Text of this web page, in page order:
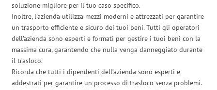
soluzione migliore per il tuo caso specifico.
Inoltre, l’azienda utilizza mezzi moderni e attrezzati per garantire
un trasporto efficiente e sicuro dei tuoi beni. Tutti gli operatori
dell’azienda sono esperti e formati per gestire i tuoi beni con la
massima cura, garantendo che nulla venga danneggiato durante
il trasloco.
Ricorda che tutti i dipendenti dell’azienda sono esperti e
addestrati per garantire un processo di trasloco senza problemi.